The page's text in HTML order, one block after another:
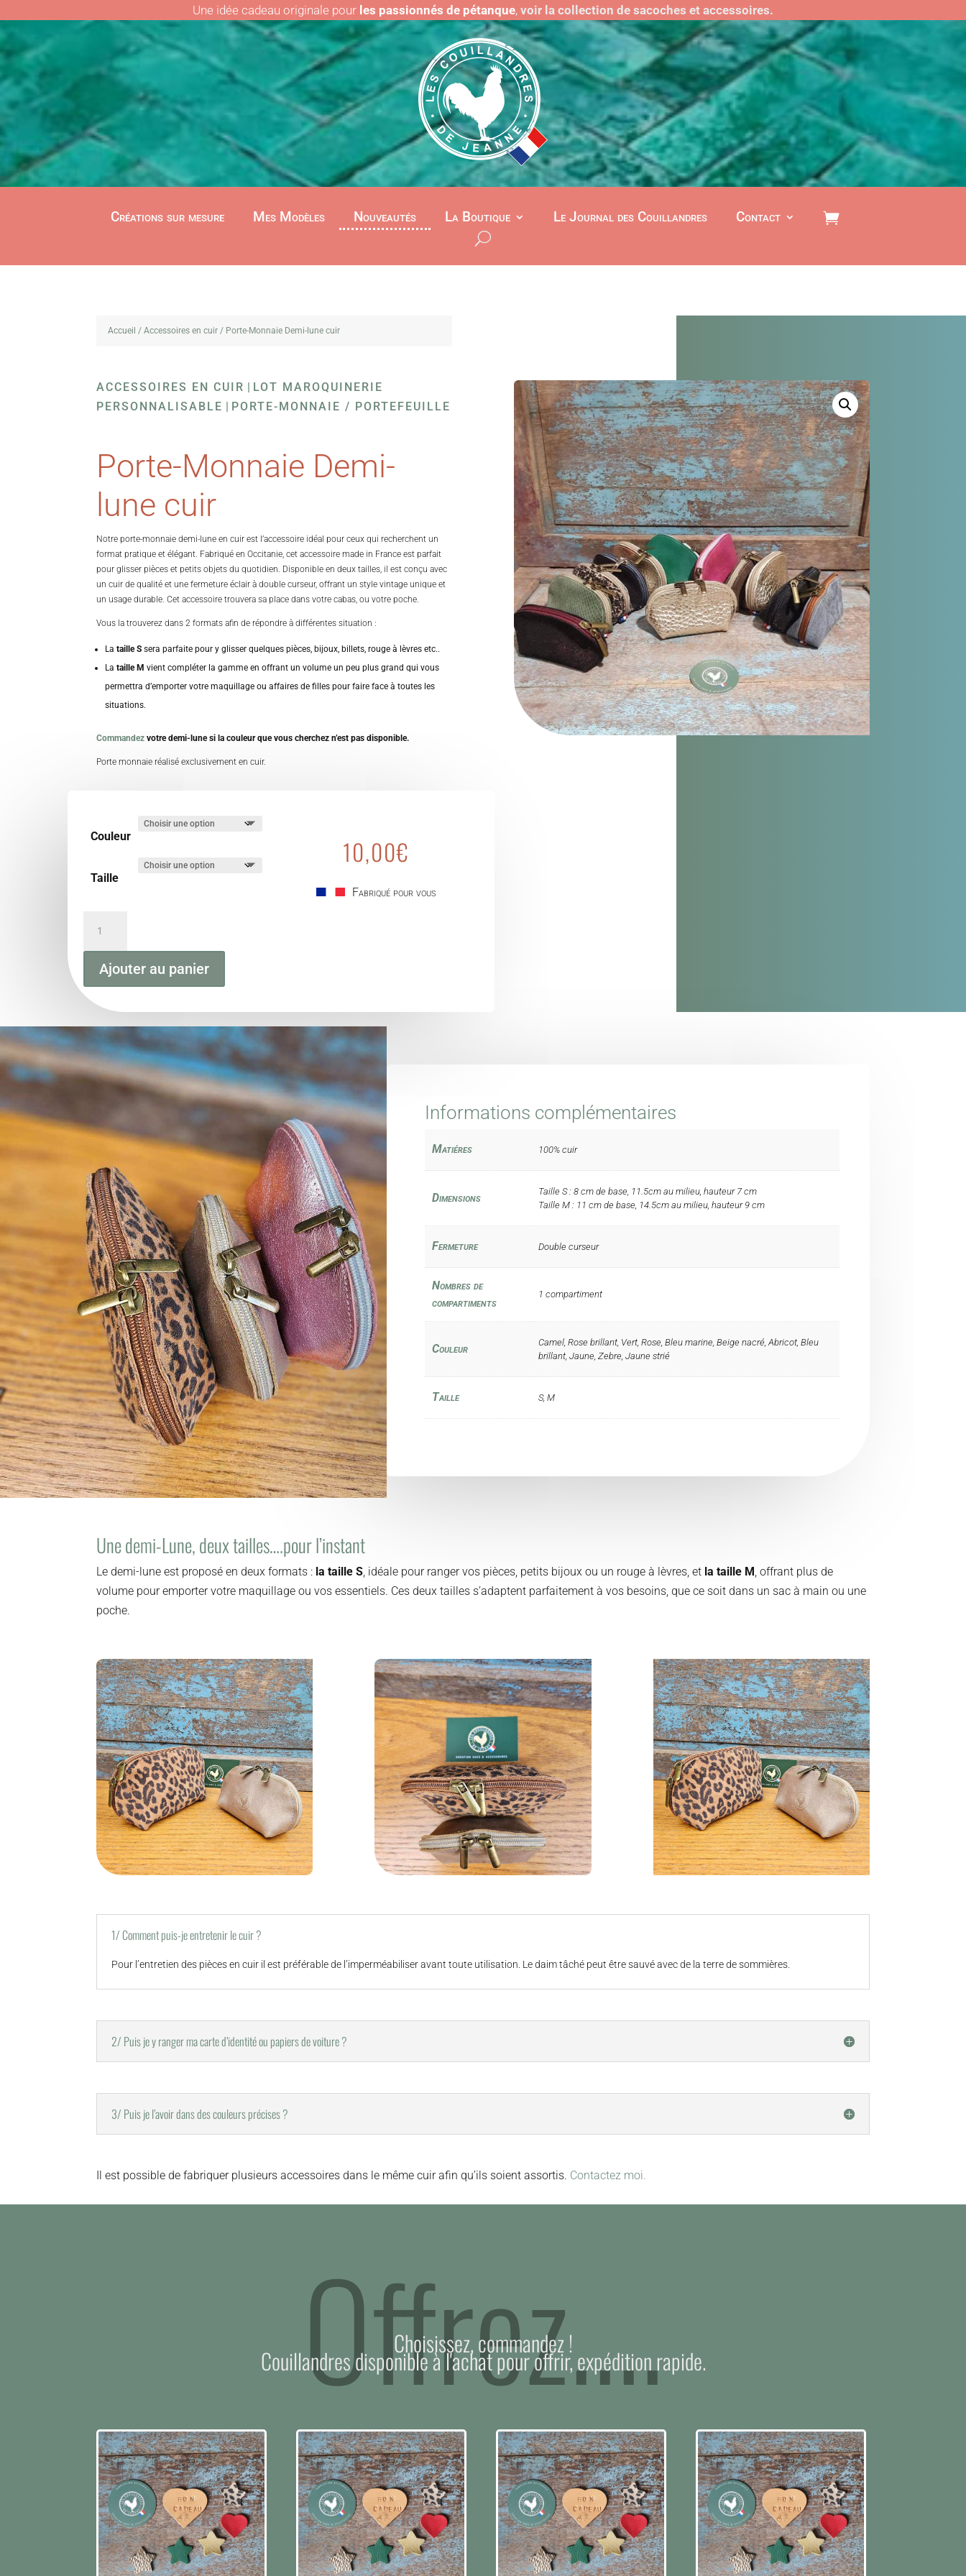
Une idée cadeau originale pour les passionnés de pétanque, voir la collection de sacoches et accessoires.
Créations sur mesure Mes Modèles Nouveautés La Boutique Le Journal des Couillandres Contact
Accueil /Accessoires en cuir / Porte-Monnaie Demi-lune cuir
ACCESSOIRES EN CUIR | LOT MAROQUINERIE
PERSONNALISABLE | PORTE-MONNAIE / PORTEFEUILLE
Porte-Monnaie Demi-
lune cuir
Notre porte-monnaie demi-lune en cuir est l’accessoire idéal pour ceux qui recherchent un
format pratique et élégant. Fabriqué en Occitanie, cet accessoire made in France est parfait
pour glisser pièces et petits objets du quotidien. Disponible en deux tailles, il est conçu avec
un cuir de qualité et une fermeture éclair à double curseur, offrant un style vintage unique et
un usage durable. Cet accessoire trouvera sa place dans votre cabas, ou votre poche.
Vous la trouverez dans 2 formats afin de répondre à différentes situation :
Lataille S sera parfaite pour y glisser quelques pièces, bijoux, billets, rouge à lèvres etc..
Lataille M vient compléter la gamme en offrant un volume un peu plus grand qui vous
permettra d’emporter votre maquillage ou affaires de filles pour faire face à toutes les
situations.
Commandez votre demi-lune si la couleur que vous cherchez n’est pas disponible.
Porte monnaie réalisé exclusivement en cuir.
Couleur
Taille
Monnaie
Demi-
Ajouter au panier
10,00€
Fabriqué pour vous
Informations complémentaires
Matiéres 100% cuir
Dimensions
Taille S : 8 cm de base, 11.5cm au milieu, hauteur 7 cm
Taille M : 11 cm de base, 14.5cm au milieu, hauteur 9 cm
Fermeture Double curseur
Nombres de
compartiments
1 compartiment
Couleur
Camel, Rose brillant, Vert, Rose, Bleu marine, Beige nacré, Abricot, Bleu
brillant, Jaune, Zebre, Jaune strié
Taille S, M
Une demi-Lune, deux tailles….pour l’instant
Le demi-lune est proposé en deux formats : la taille S, idéale pour ranger vos pièces, petits bijoux ou un rouge à lèvres, et la taille M , offrant plus de
volume pour emporter votre maquillage ou vos essentiels. Ces deux tailles s’adaptent parfaitement à vos besoins, que ce soit dans un sac à main ou une
poche.
1/ Comment puis-je entretenir le cuir ?
Pour l’entretien des pièces en cuir il est préférable de l’imperméabiliser avant toute utilisation. Le daim tâché peut être sauvé avec de la terre de sommières.
2/ Puis je y ranger ma carte d’identité ou papiers de voiture ?
3/ Puis je l’avoir dans des couleurs précises ?
Il est possible de fabriquer plusieurs accessoires dans le même cuir afin qu’ils soient assortis. Contactez moi.
Offrez....
Choisissez, commandez !
Couillandres disponible à l'achat pour offrir, expédition rapide.